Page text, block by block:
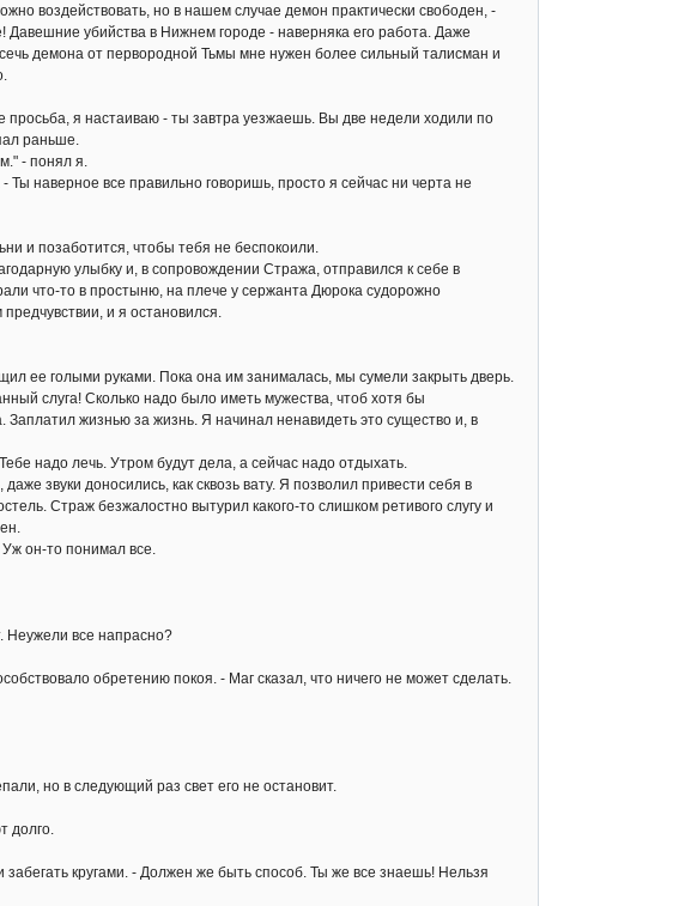
воздействовать, но в нашем случае демон практически свободен, -
убийства в Нижнем городе - наверняка его работа. Даже
демона от первородной Тьмы мне нужен более сильный талисман и
я настаиваю - ты завтра уезжаешь. Вы две недели ходили по
раньше.
- понял я.
наверное все правильно говоришь, просто я сейчас ни черта не
и позаботится, чтобы тебя не беспокоили.
улыбку и, в сопровождении Стража, отправился к себе в
что-то в простыню, на плече у сержанта Дюрока судорожно
и я остановился.
ее голыми руками. Пока она им занималась, мы сумели закрыть дверь.
слуга! Сколько надо было иметь мужества, чтоб хотя бы
жизнью за жизнь. Я начинал ненавидеть это существо и, в
надо лечь. Утром будут дела, а сейчас надо отдыхать.
звуки доносились, как сквозь вату. Я позволил привести себя в
Страж безжалостно вытурил какого-то слишком ретивого слугу и
он-то понимал все.
Неужели все напрасно?
обретению покоя. - Маг сказал, что ничего не может сделать.
но в следующий раз свет его не остановит.
долго.
кругами. - Должен же быть способ. Ты же все знаешь! Нельзя